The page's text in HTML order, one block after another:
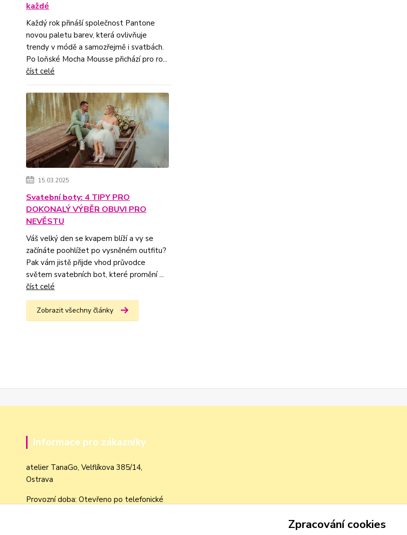
každé
Každý rok přináší společnost Pantone
novou paletu barev, která ovlivňuje
trendy v módě a samozřejmě i svatbách.
Po loňské Mocha Mousse přichází pro ro...
číst celé
15.03.2025
Svatební boty: 4 TIPY PRO
DOKONALÝ VÝBĚR OBUVI PRO
NEVĚSTU
Váš velký den se kvapem blíží a vy se
začínáte poohlížet po vysněném outfitu?
Pak vám jistě přijde vhod průvodce
světem svatebních bot, které promění ...
číst celé
Zobrazit všechny články
Informace pro zákazníky
atelier TanaGo, Velflíkova 385/14,
Ostrava
Provozní doba: Otevřeno po telefonické
Zpracování cookies